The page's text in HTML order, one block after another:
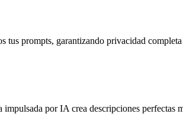
tus prompts, garantizando privacidad
por IA crea descripciones perfectas